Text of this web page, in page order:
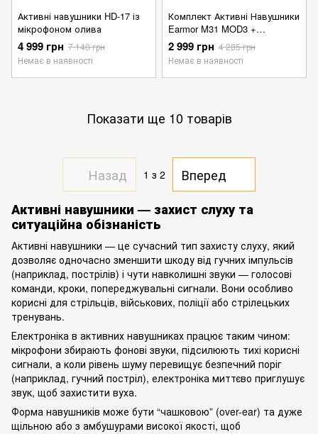
Активні навушники HD-17 із
мікрофоном олива
4 999 грн 7 140 грн
Немає в наявності
Комплект Активні Навушники
Earmor M31 MOD3 +
Кріплення Чебурашки олива
2 999 грн 4 285 грн
Немає в наявності
Показати ще 10 товарів
Назад 1 з 2
Вперед
Активні навушники — захист слуху та
ситуаційна обізнаність
Активні навушники — це сучасний тип захисту слуху, який
дозволяє одночасно зменшити шкоду від гучних імпульсів
(наприклад, пострілів) і чути навколишні звуки — голосові
команди, кроки, попереджувальні сигнали. Вони особливо
корисні для стрільців, військових, поліції або стрілецьких
тренувань.
Електроніка в активних навушниках працює таким чином:
мікрофони збирають фонові звуки, підсилюють тихі корисні
сигнали, а коли рівень шуму перевищує безпечний поріг
(наприклад, гучний постріл), електроніка миттєво приглушує
звук, щоб захистити вуха.
Форма навушників може бути “чашковою” (over-ear) та дуже
щільною або з амбушурами високої якості, щоб